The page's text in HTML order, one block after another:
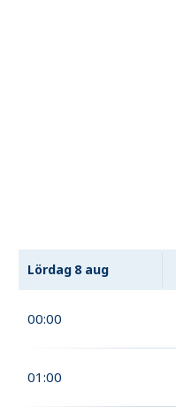
Lördag 8 aug
00:00
01:00